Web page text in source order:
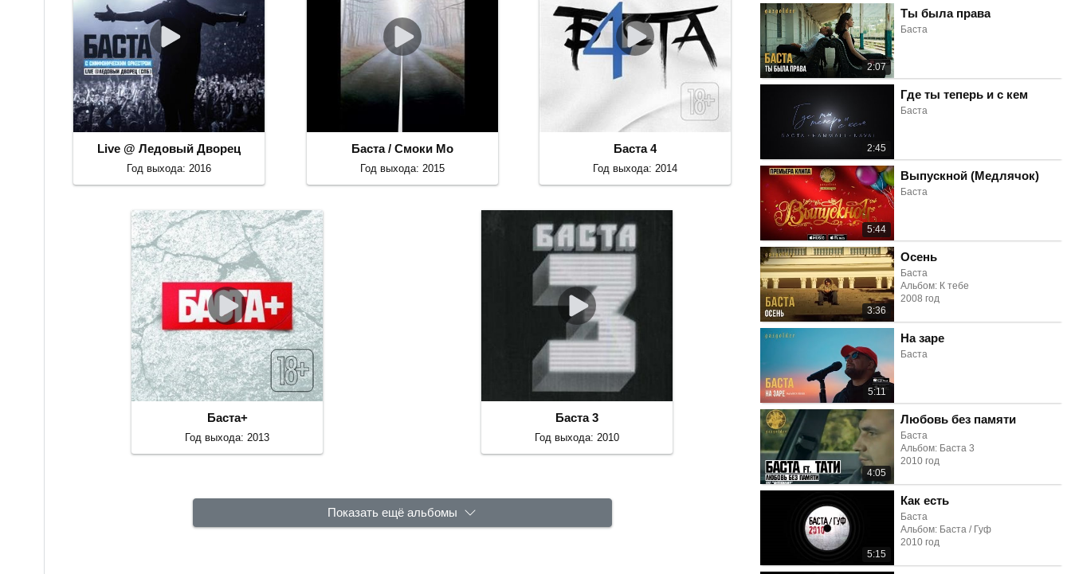
2:07
Ты была права
Баста
2:45
Где ты теперь и с кем
Баста
5:44
Выпускной (Медлячок)
Баста
3:36
Осень
Баста
Альбом: К тебе
2008 год
5:11
На заре
Баста
4:05
Любовь без памяти
Баста
Альбом: Баста 3
2010 год
5:15
Как есть
Баста
Альбом: Баста / Гуф
2010 год
Live @ Ледовый Дворец
Год выхода: 2016
Баста / Смоки Мо
Год выхода: 2015
Баста 4
Год выхода: 2014
Баста+
Год выхода: 2013
Баста 3
Год выхода: 2010
Показать ещё альбомы